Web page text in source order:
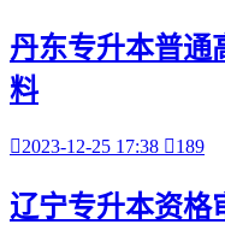
丹东专升本普通
料
2023-12-25 17:38 189
辽宁专升本资格